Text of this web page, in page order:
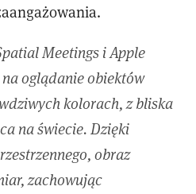
Meetings i Apple
oglądanie obiektów
kolorach, z bliska
na świecie. Dzięki
obraz
zachowując